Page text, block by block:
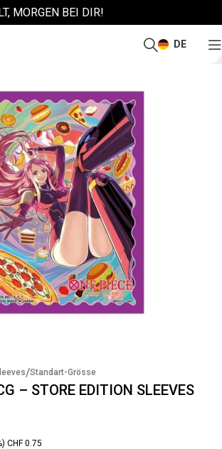
MORGEN BEI DIR!
DE
/Standart-Grösse
– STORE EDITION SLEEVES
CHF 0.75